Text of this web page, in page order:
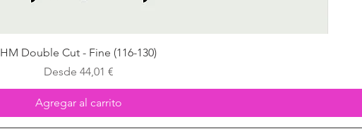
Vista rápida
HM Double Cut - Fine (116-130)
Desde 44,01 €
Precio de oferta
Agregar al carrito